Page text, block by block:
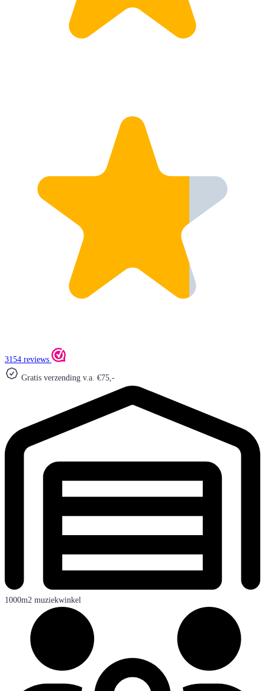
3154 reviews
Gratis verzending v.a. €75,-
1000m2 muziekwinkel